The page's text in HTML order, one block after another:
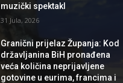
muzički spektakl
31 Jula, 2026
Granični prijelaz Županja: Kod
državljanina BiH pronađena
veća količina neprijavljene
gotovine u eurima, francima i